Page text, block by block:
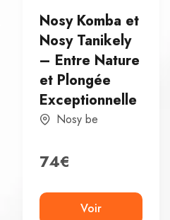
Nosy Komba et
Nosy Tanikely
– Entre Nature
et Plongée
Exceptionnelle
Nosy be
74€
Voir